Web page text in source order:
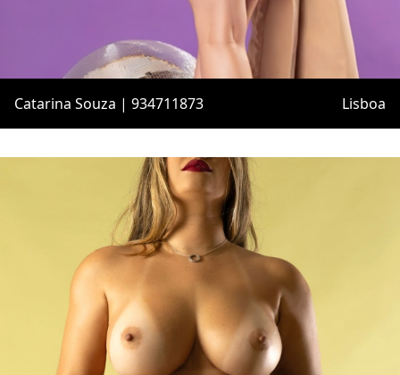
Catarina Souza | 934711873 Lisboa